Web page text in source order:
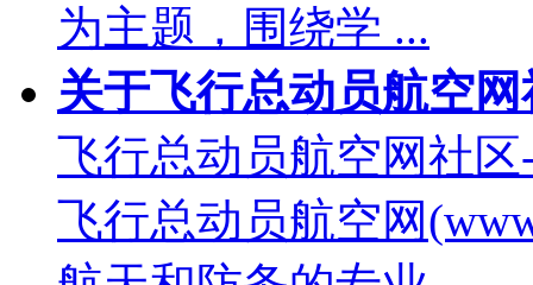
为主题，围绕学 ...
关于飞行总动员航空
飞行总动员航空网社区
飞行总动员航空网